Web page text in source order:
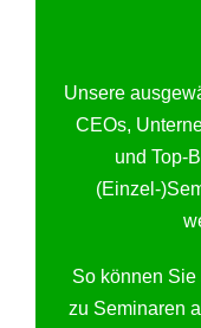
Unsere
CEOs,
und Top-
(Einzel-
So können Sie
zu Seminaren